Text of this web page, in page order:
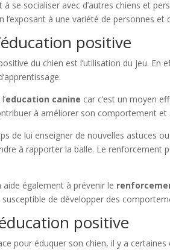
se socialiser avec d’autres chiens et
à une variété de personnes et
positive
du chien est l’utilisation du jeu.
education canine car c’est un moyen
à améliorer son comportement
de lui enseigner de nouvelles astuces
à rapporter la balle. Le
aide également à prévenir le
de développer des
positive
pour éduquer son chien, il y a certaines